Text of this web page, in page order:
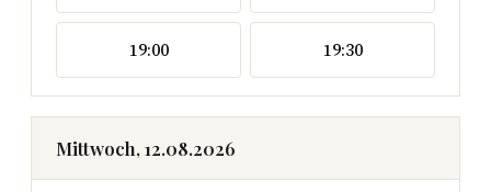
19:00 19:30
Mittwoch, 12.08.2026